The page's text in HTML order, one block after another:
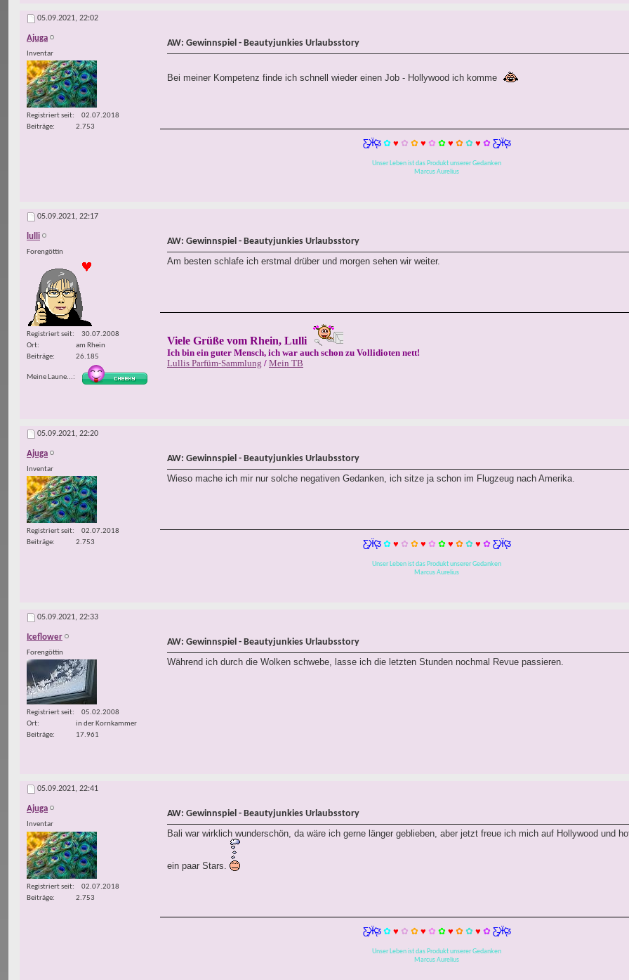
05.09.2021, 22:02
Ajuga
Inventar
Registriert seit
02.07.2018
Beiträge
2.753
AW: Gewinnspiel - Beautyjunkies Urlaubsstory
Bei meiner Kompetenz finde ich schnell wieder einen Job - Hollywood ich komme
Ƹ̵̡Ӝ̵̨̄Ʒ ✿ ♥ ✿ ✿ ♥ ✿ ✿ ♥ ✿ ✿ ♥ ✿ Ƹ̵̡Ӝ̵̨̄Ʒ
Unser Leben ist das Produkt unserer Gedanken
Marcus Aurelius
05.09.2021, 22:17
lulli
Forengöttin
Registriert seit
30.07.2008
Ort
am Rhein
Beiträge
26.185
Meine Laune...
AW: Gewinnspiel - Beautyjunkies Urlaubsstory
Am besten schlafe ich erstmal drüber und morgen sehen wir weiter.
Viele Grüße vom Rhein, Lulli
Ich bin ein guter Mensch, ich war auch schon zu Vollidioten nett!
Lullis Parfüm-Sammlung / Mein TB
05.09.2021, 22:20
Ajuga
Inventar
Registriert seit
02.07.2018
Beiträge
2.753
AW: Gewinnspiel - Beautyjunkies Urlaubsstory
Wieso mache ich mir nur solche negativen Gedanken, ich sitze ja schon im Flugzeug nach Amerika.
Ƹ̵̡Ӝ̵̨̄Ʒ ✿ ♥ ✿ ✿ ♥ ✿ ✿ ♥ ✿ ✿ ♥ ✿ Ƹ̵̡Ӝ̵̨̄Ʒ
Unser Leben ist das Produkt unserer Gedanken
Marcus Aurelius
05.09.2021, 22:33
Iceflower
Forengöttin
Registriert seit
05.02.2008
Ort
in der Kornkammer
Beiträge
17.961
AW: Gewinnspiel - Beautyjunkies Urlaubsstory
Während ich durch die Wolken schwebe, lasse ich die letzten Stunden nochmal Revue passieren.
05.09.2021, 22:41
Ajuga
Inventar
Registriert seit
02.07.2018
Beiträge
2.753
AW: Gewinnspiel - Beautyjunkies Urlaubsstory
Bali war wirklich wunderschön, da wäre ich gerne länger geblieben, aber jetzt freue ich mich auf Hollywood und
ein paar Stars.
Ƹ̵̡Ӝ̵̨̄Ʒ ✿ ♥ ✿ ✿ ♥ ✿ ✿ ♥ ✿ ✿ ♥ ✿ Ƹ̵̡Ӝ̵̨̄Ʒ
Unser Leben ist das Produkt unserer Gedanken
Marcus Aurelius